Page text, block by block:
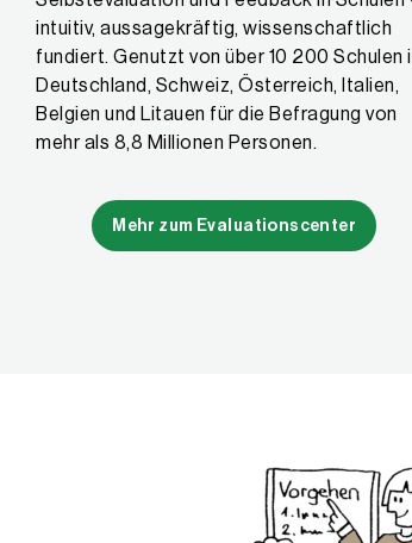
intuitiv, aussagekräftig, wissenschaftlich
fundiert. Genutzt von über 10 200 Schulen
Deutschland, Schweiz, Österreich, Italien,
Belgien und Litauen für die Befragung von
mehr als 8,8 Millionen Personen.
Mehr zum Evaluationscenter